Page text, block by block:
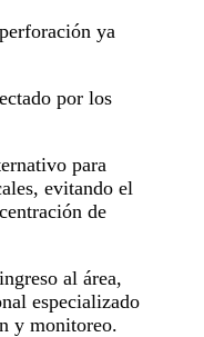
ya
por los
para
evitando el
de
al área,
especializado
y monitoreo.